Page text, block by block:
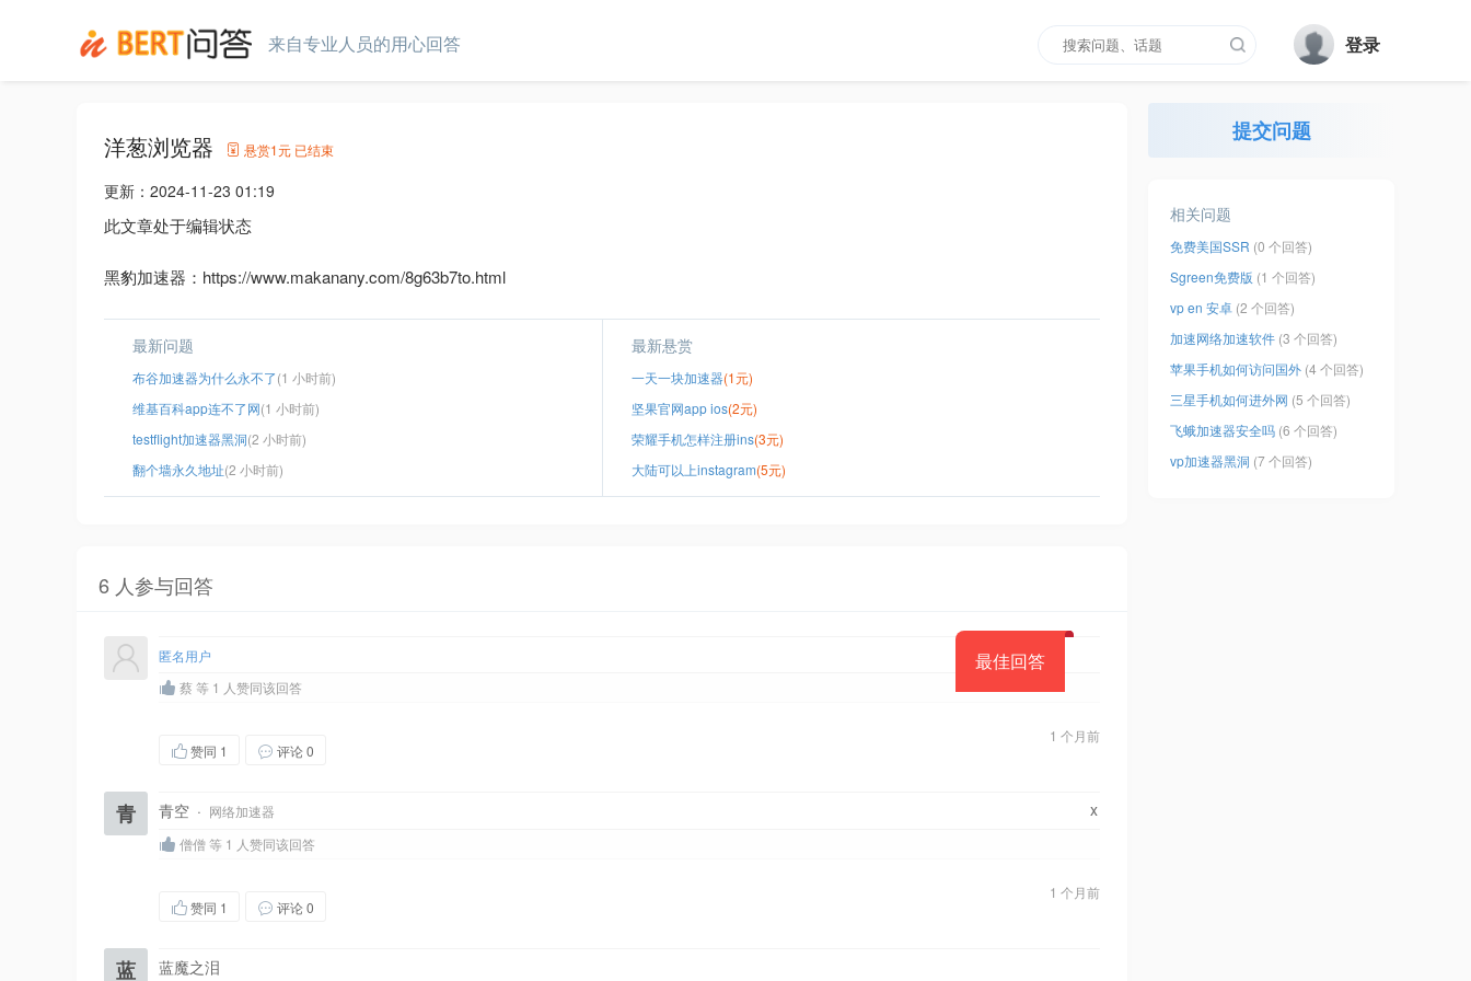
来自专业人员的用心回答 登录
洋葱浏览器 悬赏1元 已结束
更新： 2024-11-23 01:19
此文章处于编辑状态
黑豹加速器：https://www.makanany.com/8g63b7to.html
最新问题
布谷加速器为什么永不了(1 小时前)
维基百科app连不了网(1 小时前)
testflight加速器黑洞(2 小时前)
翻个墙永久地址(2 小时前)
最新悬赏
一天一块加速器(1元)
坚果官网app ios(2元)
荣耀手机怎样注册ins(3元)
大陆可以上instagram(5元)
6 人参与回答
最佳回答
匿名用户
蔡 等 1 人赞同该回答
1 个月前
赞同 1 评论 0
青 青空 · 网络加速器 x
僧僧 等 1 人赞同该回答
1 个月前
赞同 1 评论 0
蓝 蓝魔之泪
提交问题
相关问题
免费美国SSR (0 个回答)
Sgreen免费版 (1 个回答)
vp en 安卓 (2 个回答)
加速网络加速软件 (3 个回答)
苹果手机如何访问国外 (4 个回答)
三星手机如何进外网 (5 个回答)
飞蛾加速器安全吗 (6 个回答)
vp加速器黑洞 (7 个回答)